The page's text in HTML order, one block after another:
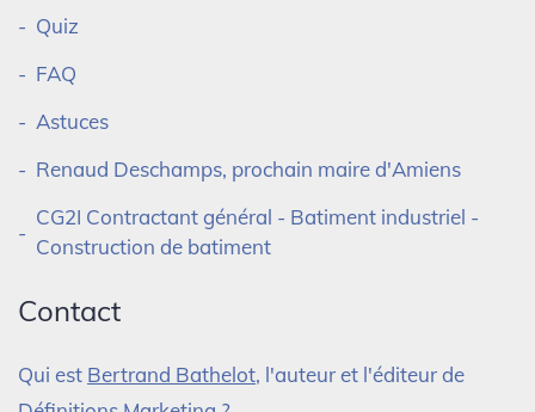
Quiz
FAQ
Astuces
Renaud Deschamps, prochain maire d'Amiens
CG2I Contractant général - Batiment industriel -
Construction de batiment
Contact
Qui est Bertrand Bathelot, l'auteur et l'éditeur de